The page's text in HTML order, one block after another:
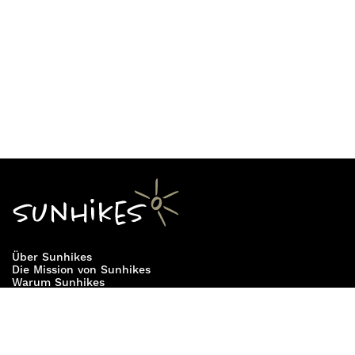
Plane deine eigene Wanderung um den
Bergrücken Risco las Yedras mit Sunhikes.
Entdecke die
20 schönsten Wanderungen auf
Teneriffa! Erlebe spektakuläre Ausblicke und
Über Sunhikes
Die Mission von Sunhikes
Warum Sunhikes